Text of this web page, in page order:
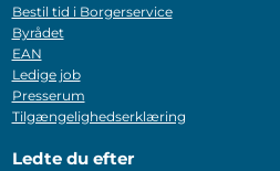
Bestil tid i Borgerservice
Byrådet
EAN
Ledige job
Presserum
Tilgængelighedserklæring
Ledte du efter